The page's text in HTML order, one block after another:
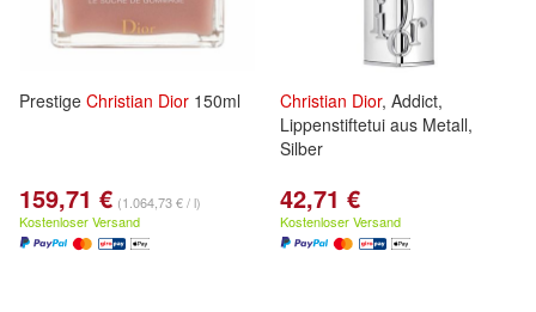
Prestige Christian Dior 150ml
159,71 € (1.064,73 € / l)
Kostenloser Versand
Christian Dior, Addict,
Lippenstiftetui aus Metall,
Silber
42,71 €
Kostenloser Versand